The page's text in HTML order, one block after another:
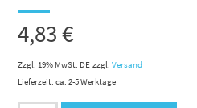
4,83€
Zzgl. 19% MwSt. DE zzgl.Versand
Lieferzeit: ca. 2-5 Werktage